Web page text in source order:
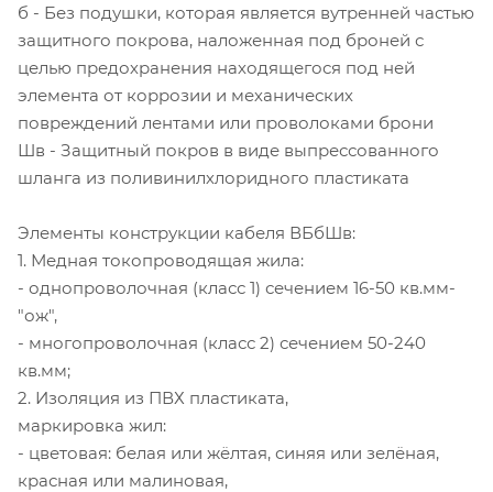
б - Без подушки, которая является вутренней частью
защитного покрова, наложенная под броней с
целью предохранения находящегося под ней
элемента от коррозии и механических
повреждений лентами или проволоками брони
Шв - Защитный покров в виде выпрессованного
шланга из поливинилхлоридного пластиката
Элементы конструкции кабеля ВБбШв:
1. Медная токопроводящая жила:
- однопроволочная (класс 1) сечением 16-50 кв.мм-
"ож",
- многопроволочная (класс 2) сечением 50-240
кв.мм;
2. Изоляция из ПВХ пластиката,
маркировка жил:
- цветовая: белая или жёлтая, синяя или зелёная,
красная или малиновая,